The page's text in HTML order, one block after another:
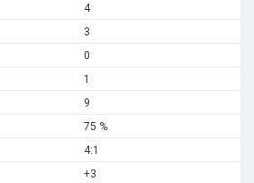
4
3
0
1
9
75 %
4:1
+3